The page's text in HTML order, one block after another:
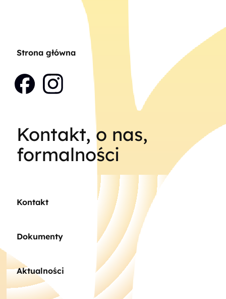
Strona główna
Kontakt, o nas,
formalności
Kontakt
Dokumenty
Aktualności